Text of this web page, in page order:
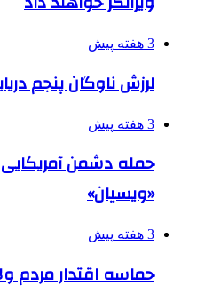
3 هفته پیش
لرزش ناوگان پنجم
3 هفته پیش
حمله دشمن
«ویسیان»
3 هفته پیش
حماسه اقتدار مردم